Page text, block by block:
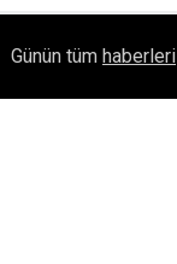
Günün tüm haberleri